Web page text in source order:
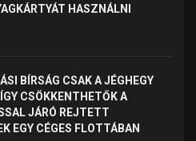
HASZNÁLNI
BÍRSÁG CSAK A JÉGHEGY
CSÖKKENTHETŐK A
JÁRÓ REJTETT
EGY CÉGES FLOTTÁBAN